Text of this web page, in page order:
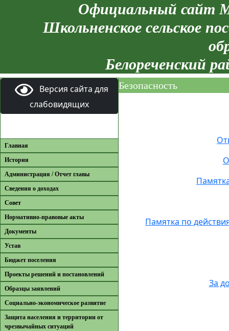
Официальный сайт
Школьненское сельское
Белореченский
Версия сайта для
слабовидящих
Главная
История
Администрация / Отчет главы
Сведения о доходах
Совет
Нормативно-правовые акты
Документы
Устав
Бюджет поселения
Проекты решений и постановлений
Образцы заявлений
Cоциально-экономическое развитие
Защита населения и территории от
чрезвычайных ситуаций
Безопасность
Памятка по
За